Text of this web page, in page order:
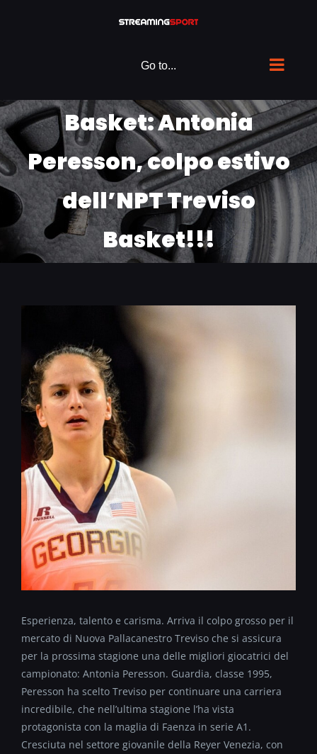
Go to...
Basket: Antonia
Peresson, colpo estivo
dell’NPT Treviso
Basket!!!
Esperienza, talento e carisma. Arriva il colpo grosso per il
mercato di Nuova Pallacanestro Treviso che si assicura
per la prossima stagione una delle migliori giocatrici del
campionato: Antonia Peresson. Guardia, classe 1995,
Peresson ha scelto Treviso per continuare una carriera
incredibile, che nell’ultima stagione l’ha vista
protagonista con la maglia di Faenza in serie A1.
Cresciuta nel settore giovanile della Reyer Venezia, con